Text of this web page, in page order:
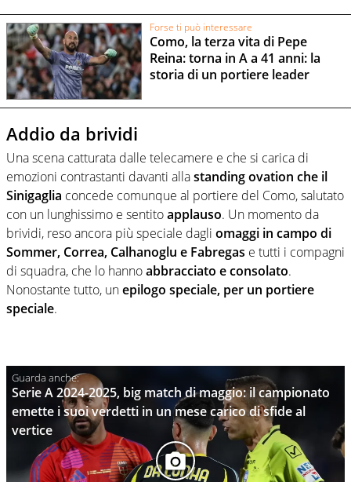
Forse ti può interessare
Como, la terza vita di Pepe
Reina: torna in A a 41 anni: la
storia di un portiere leader
Addio da brividi
Una scena catturata dalle telecamere e che si carica di
emozioni contrastanti davanti allastanding ovation che il
Sinigaglia concede comunque al portiere del Como, salutato
con un lunghissimo e sentitoapplauso. Un momento da
brividi, reso ancora più speciale dagli omaggi in campo di
Sommer, Correa, Calhanoglu e Fabregas e tutti i compagni
di squadra, che lo hannoabbracciato e consolato.
Nonostante tutto, unepilogo speciale, per un portiere
speciale.
Serie A 2024-2025, big match di maggio: il campionato
emette i suoi verdetti in un mese carico di sfide al
vertice